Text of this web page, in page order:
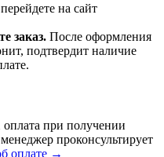
на сайт
заказ. После оформления
подтвердит наличие
при получении
проконсультирует
оплате →